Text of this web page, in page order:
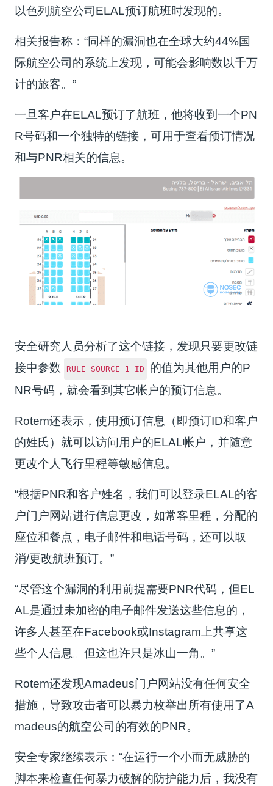
以色列航空公司ELAL预订航班时发现的。
相关报告称：“同样的漏洞也在全球大约44%国
际航空公司的系统上发现，可能会影响数以千万
计的旅客。”
一旦客户在ELAL预订了航班，他将收到一个PN
R号码和一个独特的链接，可用于查看预订情况
和与PNR相关的信息。
安全研究人员分析了这个链接，发现只要更改链
接中参数
RULE_SOURCE_1_ID
的值为其他用户的P
NR号码，就会看到其它帐户的预订信息。
Rotem还表示，使用预订信息（即预订ID和客户
的姓氏）就可以访问用户的ELAL帐户，并随意
更改个人飞行里程等敏感信息。
“根据PNR和客户姓名，我们可以登录ELAL的客
户门户网站进行信息更改，如常客里程，分配的
座位和餐点，电子邮件和电话号码，还可以取
消/更改航班预订。”
“尽管这个漏洞的利用前提需要PNR代码，但EL
AL是通过未加密的电子邮件发送这些信息的，
许多人甚至在Facebook或Instagram上共享这
些个人信息。但这也许只是冰山一角。”
Rotem还发现Amadeus门户网站没有任何安全
措施，导致攻击者可以暴力枚举出所有使用了A
madeus的航空公司的有效的PNR。
安全专家继续表示：“在运行一个小而无威胁的
脚本来检查任何暴力破解的防护能力后，我没有